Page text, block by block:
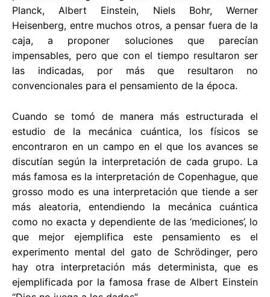
Planck, Albert Einstein, Niels Bohr, Werner
Heisenberg, entre muchos otros, a pensar fuera de la
caja, a proponer soluciones que parecían
impensables, pero que con el tiempo resultaron ser
las indicadas, por más que resultaron no
convencionales para el pensamiento de la época.
Cuando se tomó de manera más estructurada el
estudio de la mecánica cuántica, los físicos se
encontraron en un campo en el que los avances se
discutían según la interpretación de cada grupo. La
más famosa es la interpretación de Copenhague, que
grosso modo es una interpretación que tiende a ser
más aleatoria, entendiendo la mecánica cuántica
como no exacta y dependiente de las ‘mediciones’, lo
que mejor ejemplifica este pensamiento es el
experimento mental del gato de Schrödinger, pero
hay otra interpretación más determinista, que es
ejemplificada por la famosa frase de Albert Einstein